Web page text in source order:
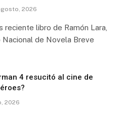
2026
reciente libro de Ramón Lara,
de Novela Breve
4 resucitó al cine de
2026